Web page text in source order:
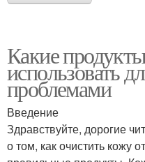
Какие
использовать
проблемами
Введение
Здравствуйте, дорогие
о том, как очистить кожу